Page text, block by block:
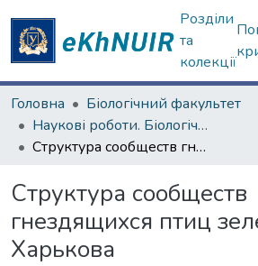
Розділи
та
колекції
Головна
Біологічний факультет
Наукові роботи. Біологічний факультет
Структура сообществ гнездящихся птиц зеленой зоны Харькова
Структура сообществ
гнездящихся птиц
Харькова